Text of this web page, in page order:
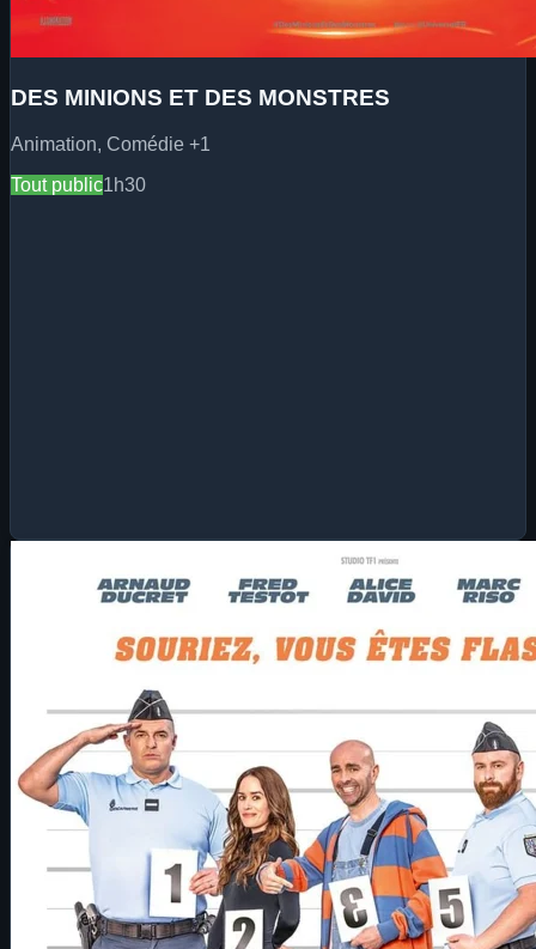
DES MINIONS ET DES MONSTRES
Animation, Comédie +1
Tout public1h30